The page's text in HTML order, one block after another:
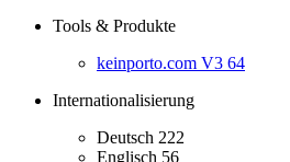
Tools & Produkte
keinporto.com V3 64
Internationalisierung
Deutsch 222
Englisch 56